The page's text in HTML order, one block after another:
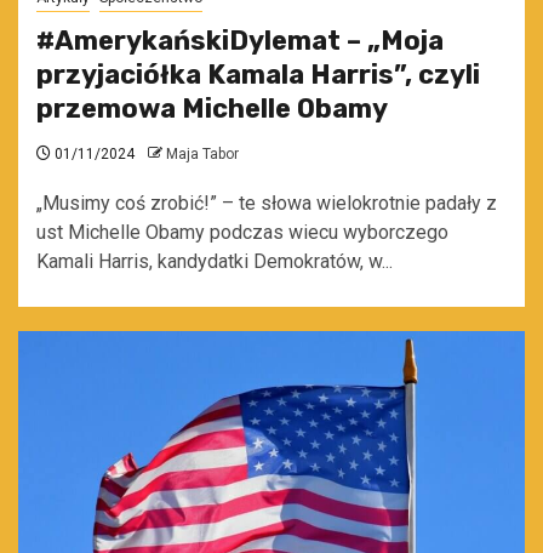
#AmerykańskiDylemat – „Moja
przyjaciółka Kamala Harris”, czyli
przemowa Michelle Obamy
01/11/2024 Maja Tabor
„Musimy coś zrobić!” – te słowa wielokrotnie padały z
ust Michelle Obamy podczas wiecu wyborczego
Kamali Harris, kandydatki Demokratów, w...